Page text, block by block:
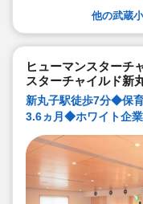
輩社員が徹
◆ベネフィ
設などの割
◆永年勤続表
フレッシュ
◆退職金制
◆職員同士
い、ブラン
他の武蔵
ヒューマンスターチ
スターチャイルド新
新丸子駅徒歩7分◆保
3.6ヵ月◆ホワイト企